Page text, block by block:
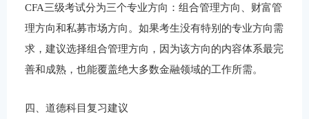
CFA三级考试分为三个专业方向：组合管理方向、财富管
理方向和私募市场方向。如果考生没有特别的专业方向需
求，建议选择组合管理方向，因为该方向的内容体系最完
善和成熟，也能覆盖绝大多数金融领域的工作所需。
四、道德科目复习建议